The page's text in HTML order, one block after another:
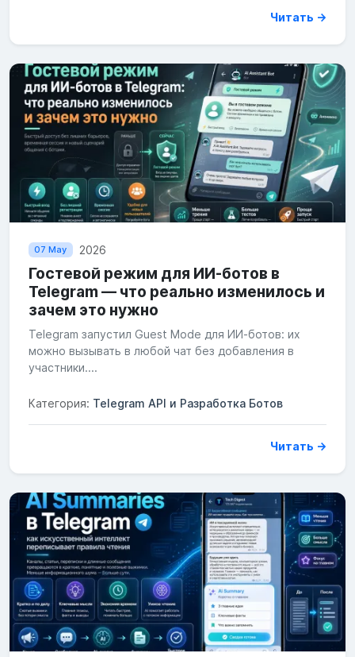
Читать →
07 May 2026
Гостевой режим для ИИ-ботов в
Telegram — что реально изменилось и
зачем это нужно
Telegram запустил Guest Mode для ИИ-ботов: их
можно вызывать в любой чат без добавления в
участники....
Категория: Telegram API и Разработка Ботов
Читать →